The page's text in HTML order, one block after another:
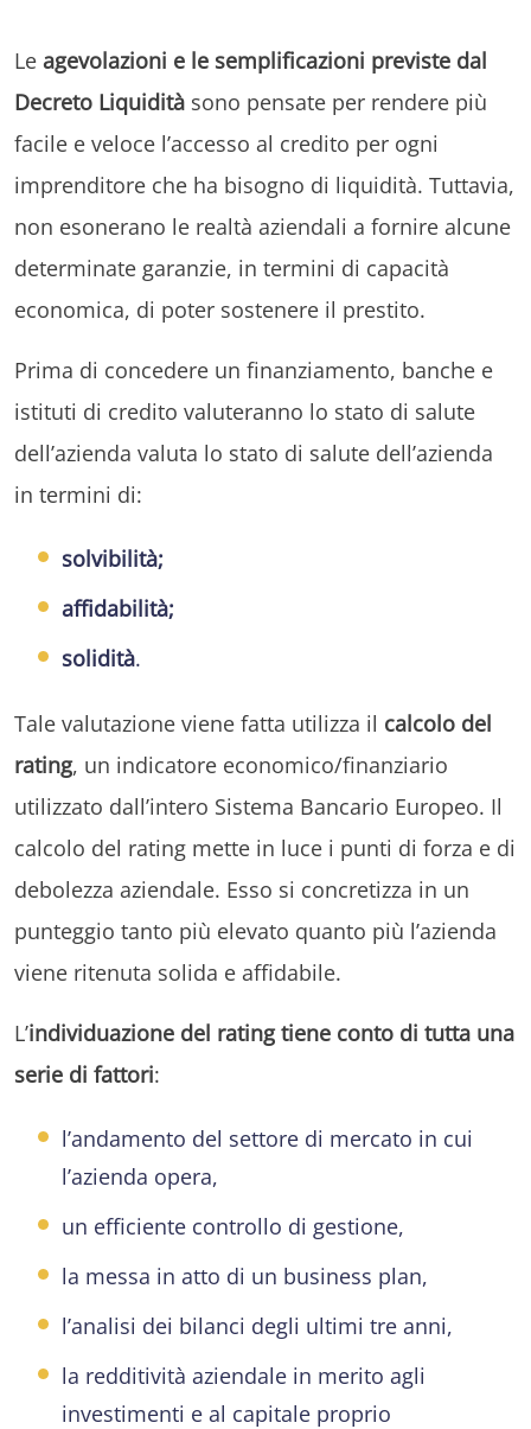
Le agevolazioni e le semplificazioni previste dal
Decreto Liquidità sono pensate per rendere più
facile e veloce l’accesso al credito per ogni
imprenditore che ha bisogno di liquidità. Tuttavia,
non esonerano le realtà aziendali a fornire alcune
determinate garanzie, in termini di capacità
economica, di poter sostenere il prestito.
Prima di concedere un finanziamento, banche e
istituti di credito valuteranno lo stato di salute
dell’azienda valuta lo stato di salute dell’azienda
in termini di:
solvibilità;
affidabilità;
solidità.
Tale valutazione viene fatta utilizza il calcolo del
rating, un indicatore economico/finanziario
utilizzato dall’intero Sistema Bancario Europeo. Il
calcolo del rating mette in luce i punti di forza e di
debolezza aziendale. Esso si concretizza in un
punteggio tanto più elevato quanto più l’azienda
viene ritenuta solida e affidabile.
L’individuazione del rating tiene conto di tutta una
serie di fattori:
l’andamento del settore di mercato in cui
l’azienda opera,
un efficiente controllo di gestione,
la messa in atto di un business plan,
l’analisi dei bilanci degli ultimi tre anni,
la redditività aziendale in merito agli
investimenti e al capitale proprio